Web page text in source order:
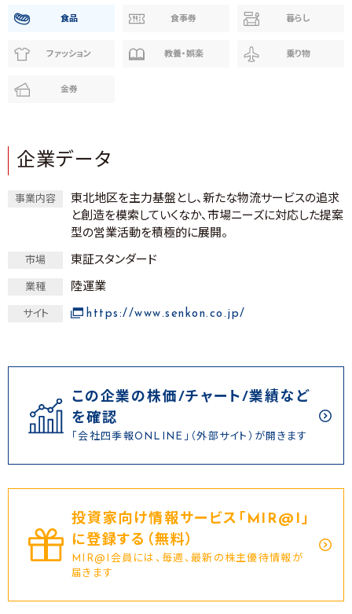
食品 食事券 暮らし
ファッション 教養・娯楽 乗り物
金券
企業データ
事業内容
東北地区を主力基盤とし、新たな物流サービスの追求
と創造を模索していくなか、市場ニーズに対応した提案
型の営業活動を積極的に展開。
市場 東証スタンダード
業種 陸運業
サイト https://www.senkon.co.jp/
この企業の株価/チャート/業績など
を確認
「会社四季報ONLINE」（外部サイト）が開きます
投資家向け情報サービス｢MIR@I｣
に登録する（無料）
MIR@I会員には、毎週、最新の株主優待情報が
届きます